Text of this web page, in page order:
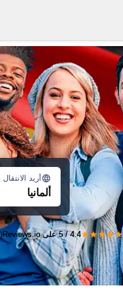
أريد
ألمانيا
★★★★★4.4 / 5 على Reviews.io (4,179)